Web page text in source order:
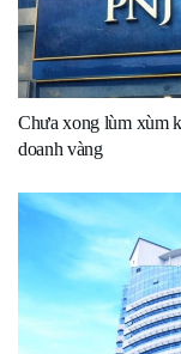
Chưa xong lùm xùm
doanh vàng